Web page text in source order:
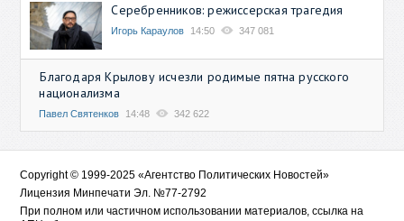
Серебренников: режиссерская трагедия
Игорь Караулов 14:50 347 081
Благодаря Крылову исчезли родимые пятна русского
национализма
Павел Святенков 14:48 342 622
Copyright © 1999-2025 «Агентство Политических Новостей»
Лицензия Минпечати Эл. №77-2792
При полном или частичном использовании материалов, ссылка на